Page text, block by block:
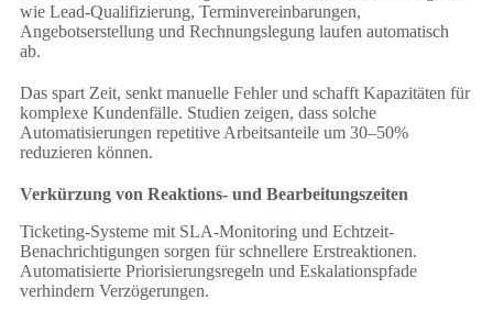
wie Lead-Qualifizierung, Terminvereinbarungen,
Angebotserstellung und Rechnungslegung laufen automatisch
ab.
Das spart Zeit, senkt manuelle Fehler und schafft Kapazitäten für
komplexe Kundenfälle. Studien zeigen, dass solche
Automatisierungen repetitive Arbeitsanteile um 30–50%
reduzieren können.
Verkürzung von Reaktions- und Bearbeitungszeiten
Ticketing-Systeme mit SLA-Monitoring und Echtzeit-
Benachrichtigungen sorgen für schnellere Erstreaktionen.
Automatisierte Priorisierungsregeln und Eskalationspfade
verhindern Verzögerungen.